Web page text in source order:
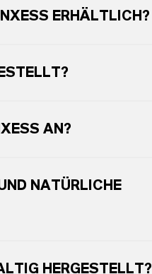
ERHÄLTLICH?
AN?
NATÜRLICHE
HERGESTELLT?